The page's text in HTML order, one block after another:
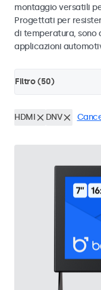
montaggio versatili
Progettati per
di temperatura, sono
applicazioni
Filtro (50)
HDMI DNV